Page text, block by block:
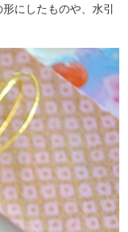
にしたものや、水引